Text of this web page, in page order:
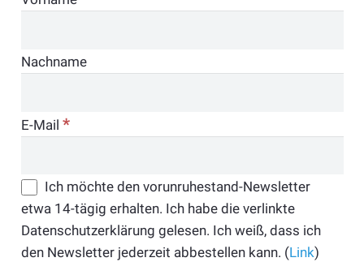
Nachname
E-Mail *
Ich möchte den vorunruhestand-Newsletter
etwa 14-tägig erhalten. Ich habe die verlinkte
Datenschutzerklärung gelesen. Ich weiß, dass ich
den Newsletter jederzeit abbestellen kann. (Link)